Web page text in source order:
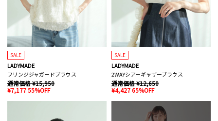
SALE
LADYMADE
フリンジジャガードブラウス
通常価格 ¥15,950
¥7,177 55%OFF
SALE
LADYMADE
2WAYシアーギャザーブラウス
通常価格 ¥12,650
¥4,427 65%OFF